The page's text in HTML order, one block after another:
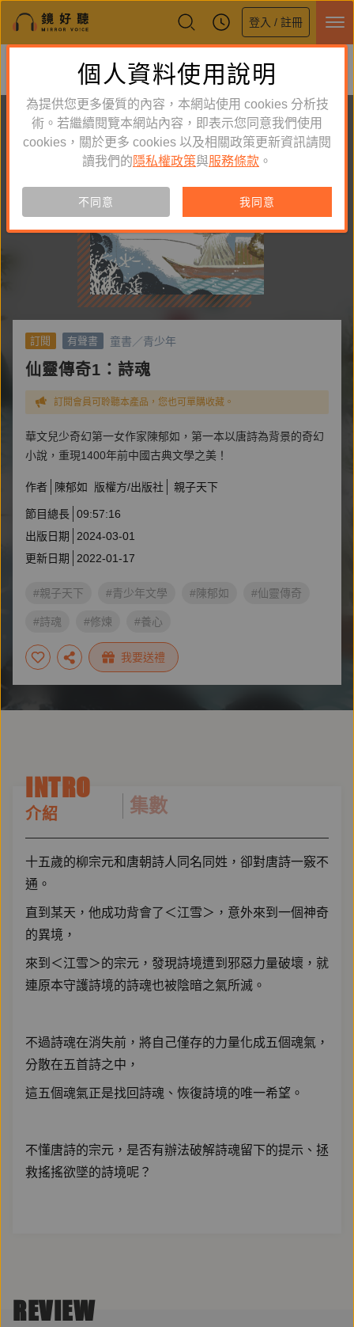
登入 / 註冊
鏡好聽全新APP上線
體驗全面升級，即刻下載
訂閱 有聲書 童書／青少年
仙靈傳奇1：詩魂
訂閱會員可聆聽本產品，您也可單購收藏。
華文兒少奇幻第一女作家陳郁如，第一本以唐詩為背景的奇幻
小說，重現1400年前中國古典文學之美！
作者 陳郁如 版權方/出版社 親子天下
節目總長 09:57:16
出版日期
2024-03-01
更新日期
2022-01-17
#親子天下 #青少年文學 #陳郁如 #仙靈傳奇
#詩魂 #修煉 #養心
我要送禮
INTRO
介紹 集數
十五歲的柳宗元和唐朝詩人同名同姓，卻對唐詩一竅不
通。
直到某天，他成功背會了＜江雪＞，意外來到一個神奇
的異境，
來到＜江雪＞的宗元，發現詩境遭到邪惡力量破壞，就
連原本守護詩境的詩魂也被陰暗之氣所滅。
不過詩魂在消失前，將自己僅存的力量化成五個魂氣，
分散在五首詩之中，
這五個魂氣正是找回詩魂、恢復詩境的唯一希望。
不懂唐詩的宗元，是否有辦法破解詩魂留下的提示、拯
救搖搖欲墜的詩境呢？
出生於臺灣臺北，於美國取得藝術碩士學位後定居於美
REVIEW
個人資料使用說明
為提供您更多優質的內容，本網站使用 cookies 分析技
術。若繼續閱覽本網站內容，即表示您同意我們使用
cookies，關於更多 cookies 以及相關政策更新資訊請閱
讀我們的 隱私權政策與服務條款 。
不同意 我同意